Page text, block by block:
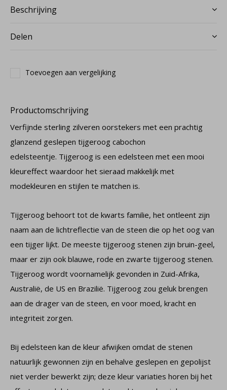
Beschrijving
Delen
Toevoegen aan vergelijking
Productomschrijving
Verfijnde sterling zilveren oorstekers met een prachtig
glanzend geslepen tijgeroog cabochon
edelsteentje. Tijgeroog is een edelsteen met een mooi
kleureffect waardoor het sieraad makkelijk met
modekleuren en stijlen te matchen is.
Tijgeroog behoort tot de kwarts familie, het ontleent zijn
naam aan de lichtreflectie van de steen die op het oog van
een tijger lijkt. De meeste tijgeroog stenen zijn bruin-geel,
maar er zijn ook blauwe, rode en zwarte tijgeroog stenen.
Tijgeroog wordt voornamelijk gevonden in Zuid-Afrika,
Australië, de US en Brazilië. Tijgeroog zou geluk brengen
aan de drager van de steen, en voor moed, kracht en
integriteit zorgen.
Bij edelsteen kan de kleur afwijken omdat de stenen
natuurlijk gewonnen zijn en behalve geslepen en gepolijst
niet verder bewerkt zijn; deze kleur variaties horen bij het